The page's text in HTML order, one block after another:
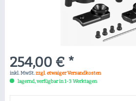
254,00 € *
inkl. MwSt.zzgl. etwaiger Versandkosten
lagernd, verfügbar in 1-3 Werktagen